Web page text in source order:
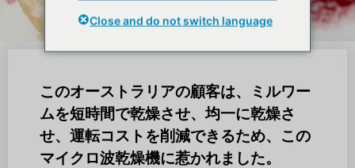
このオーストラリアの顧客は、ミルワー
ムを短時間で乾燥させ、均一に乾燥さ
せ、運転コストを削減できるため、この
マイクロ波乾燥機に惹かれました。
Close and do not switch language